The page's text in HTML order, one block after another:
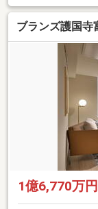
ブランズ護国
1億6,770万